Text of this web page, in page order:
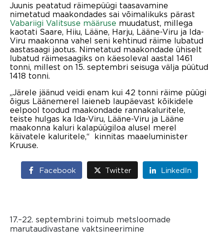
Juunis peatatud räimepüügi taasavamine
nimetatud maakondades sai võimalikuks pärast
Vabariigi Valitsuse määruse muudatust, millega
kaotati Saare, Hiiu, Lääne, Harju, Lääne-Viru ja Ida-
Viru maakonna vahel seni kehtinud räime lubatud
aastasaagi jaotus. Nimetatud maakondade ühiselt
lubatud räimesaagiks on käesoleval aastal 1461
tonni, millest on 15. septembri seisuga välja püütud
1418 tonni.
„Järele jäänud veidi enam kui 42 tonni räime püügi
õigus Läänemerel laieneb laupäevast kõikidele
eelpool toodud maakondade rannakaluritele,
teiste hulgas ka Ida-Viru, Lääne-Viru ja Lääne
maakonna kaluri kalapüügiloa alusel merel
käivatele kaluritele,“ kinnitas maaeluminister
Kruuse.
Facebook Twitter LinkedIn
17.–22. septembrini toimub metsloomade
marutaudivastane vaktsineerimine